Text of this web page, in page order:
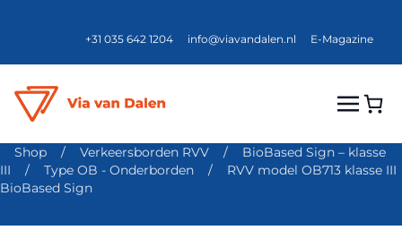
+31 035 642 1204 info@viavandalen.nl E-Magazine
Shop / Verkeersborden RVV /
BioBased Sign – klasse
III
/ Type OB - Onderborden /
RVV model OB713 klasse III
BioBased Sign